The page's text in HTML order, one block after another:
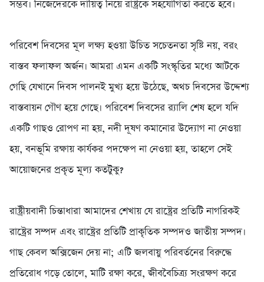
সম্ভব। নিজেদেরকে দায়িত্ব নিয়ে রাষ্ট্রকে সহযোগিতা করতে হবে।
‎পরিবেশ দিবসের মূল লক্ষ্য হওয়া উচিত সচেতনতা সৃষ্টি নয়, বরং
বাস্তব ফলাফল অর্জন। আমরা এমন একটি সংস্কৃতির মধ্যে আটকে
গেছি যেখানে দিবস পালনই মুখ্য হয়ে উঠেছে, অথচ দিবসের উদ্দেশ্য
বাস্তবায়ন গৌণ হয়ে গেছে। পরিবেশ দিবসের র‌্যালি শেষ হলে যদি
একটি গাছও রোপণ না হয়, নদী দূষণ কমানোর উদ্যোগ না নেওয়া
হয়, বনভূমি রক্ষায় কার্যকর পদক্ষেপ না নেওয়া হয়, তাহলে সেই
আয়োজনের প্রকৃত মূল্য কতটুকু?
‎রাষ্ট্রীয়বাদী চিন্তাধারা আমাদের শেখায় যে রাষ্ট্রের প্রতিটি নাগরিকই
রাষ্ট্রের সম্পদ এবং রাষ্ট্রের প্রতিটি প্রাকৃতিক সম্পদও জাতীয় সম্পদ।
গাছ কেবল অক্সিজেন দেয় না; এটি জলবায়ু পরিবর্তনের বিরুদ্ধে
প্রতিরোধ গড়ে তোলে, মাটি রক্ষা করে, জীববৈচিত্র্য সংরক্ষণ করে